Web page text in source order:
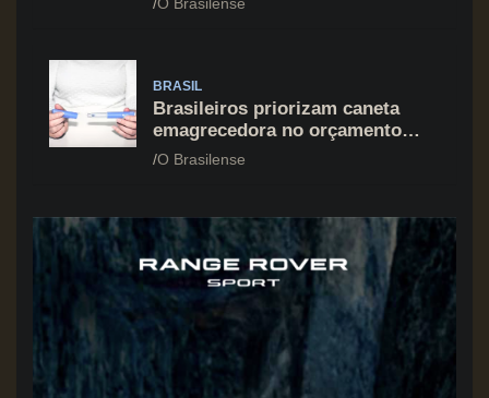
BRASIL
Brasileiros priorizam caneta
emagrecedora no orçamento
mesmo em situação de aperto
O Brasilense